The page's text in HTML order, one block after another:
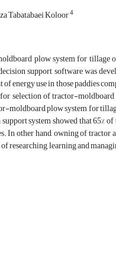
Tabatabaei Koloor4
plow system for tillage
support software was
use in those paddies
selection of tractor-
plow system for
system showed that 65%
In other hand, owning of
researching, learning and